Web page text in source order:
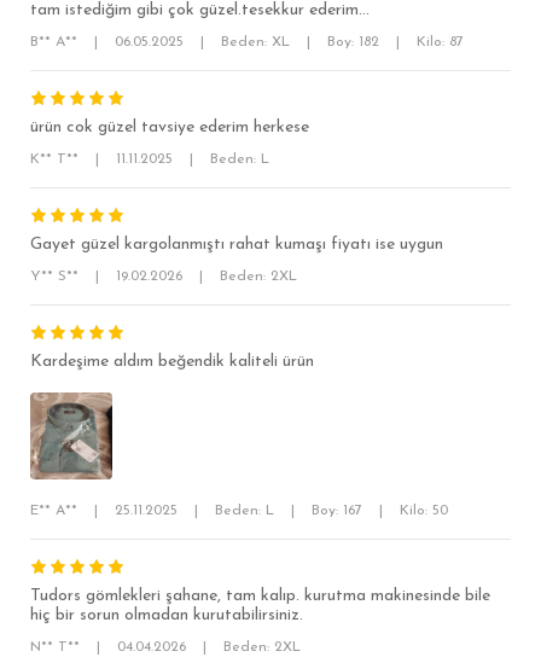
RELAX FİT
OVERSİZE
tam istediğim gibi çok güzel.tesekkur ederim...
B** A** 06.05.2025 Beden: XL Boy: 182 Kilo: 87
ürün cok güzel tavsiye ederim herkese
K** T** 11.11.2025 Beden: L
Gayet güzel kargolanmıştı rahat kumaşı fiyatı ise uygun
Y** S** 19.02.2026 Beden: 2XL
Kardeşime aldım beğendik kaliteli ürün
E** A** 25.11.2025 Beden: L Boy: 167 Kilo: 50
Tudors gömlekleri şahane, tam kalıp. kurutma makinesinde bile
hiç bir sorun olmadan kurutabilirsiniz.
N** T** 04.04.2026 Beden: 2XL